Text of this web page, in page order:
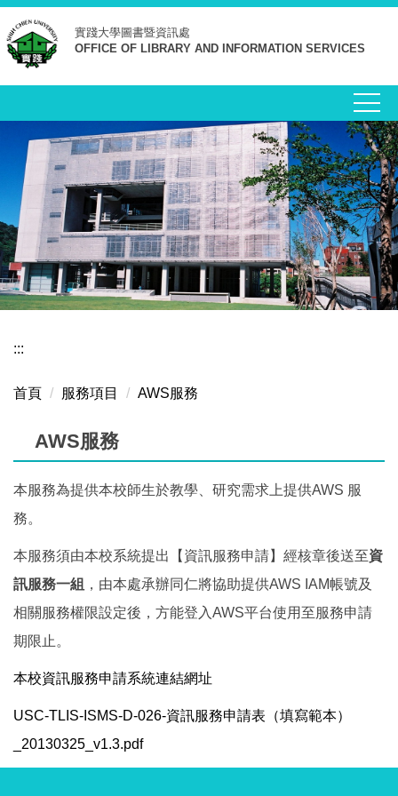
跳
到
主
要
實踐大學圖書暨資訊處
OFFICE OF LIBRARY AND INFORMATION SERVICES
:::
首頁 服務項目 AWS服務
AWS服務
本服務為提供本校師生於教學、研究需求上提供AWS 服
務。
本服務須由本校系統提出【資訊服務申請】經核章後送至資
訊服務一組 ，由本處承辦同仁將協助提供AWS IAM帳號及
相關服務權限設定後，方能登入AWS平台使用至服務申請
期限止。
本校資訊服務申請系統連結網址
USC-TLIS-ISMS-D-026-資訊服務申請表（填寫範本）
_20130325_v1.3.pdf